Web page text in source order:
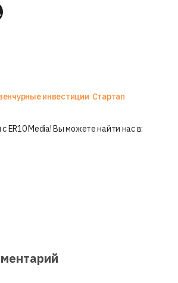
инвестиции Стартап
ER10 Media! Вы можете найти нас в: